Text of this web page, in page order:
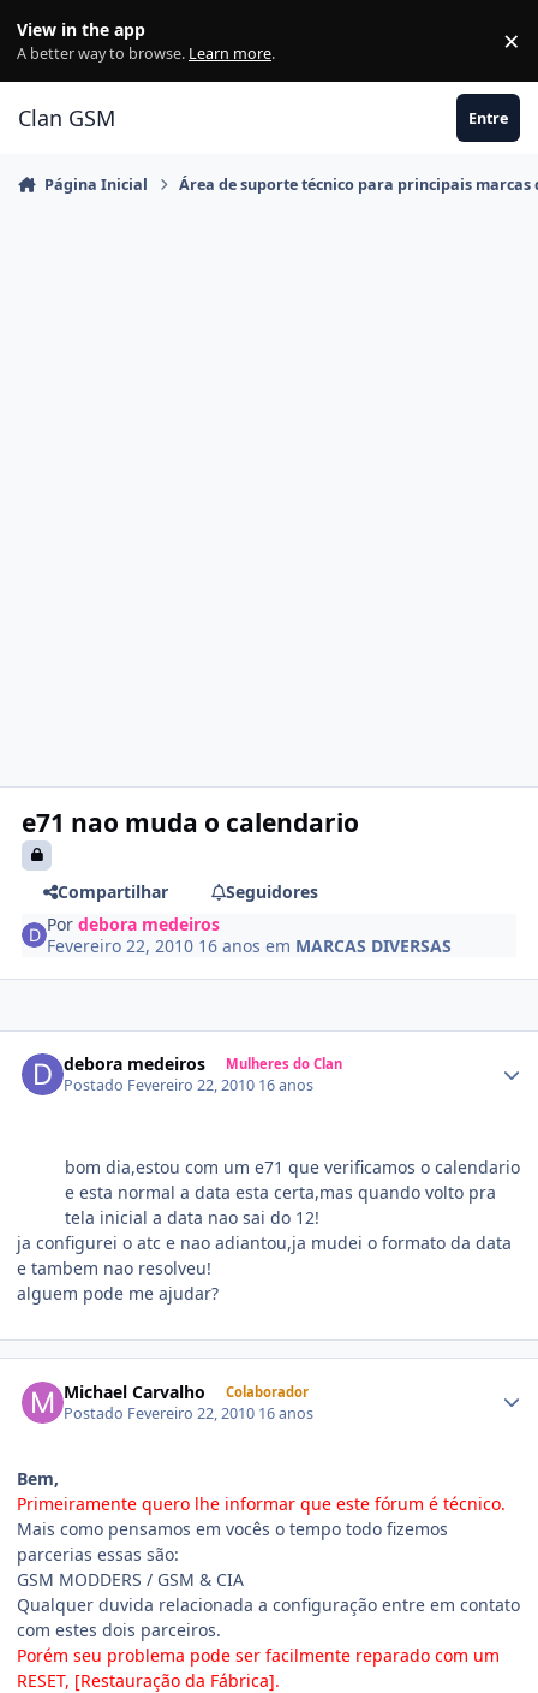
View in the app
A better way to browse. Learn more. ×
Clan GSM Entre
Página Inicial Área de suporte técnico para principais marcas
e71 nao muda o calendario
Compartilhar
Seguidores
Pordebora medeiros
Fevereiro 22, 2010 16 anos em MARCAS DIVERSAS
debora medeiros Mulheres do Clan
Postado Fevereiro 22, 2010 16 anos
bom dia,estou com um e71 que verificamos o calendario
e esta normal a data esta certa,mas quando volto pra
tela inicial a data nao sai do 12!
ja configurei o atc e nao adiantou,ja mudei o formato da data
e tambem nao resolveu!
alguem pode me ajudar?
Michael Carvalho Colaborador
Postado Fevereiro 22, 2010 16 anos
Bem,
Primeiramente quero lhe informar que este fórum é técnico.
Mais como pensamos em vocês o tempo todo fizemos
parcerias essas são:
GSM MODDERS / GSM & CIA
Qualquer duvida relacionada a configuração entre em contato
com estes dois parceiros.
Porém seu problema pode ser facilmente reparado com um
RESET, [Restauração da Fábrica].